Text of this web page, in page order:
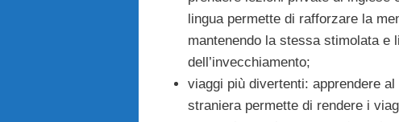
lingua permette di rafforzare la
mantenendo la stessa stimolata e
dell’invecchiamento;
viaggi più divertenti: apprendere
straniera permette di rendere i